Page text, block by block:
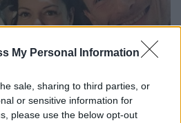
My Personal Information
sale, sharing to third parties, or
or sensitive information for
please use the below opt-out